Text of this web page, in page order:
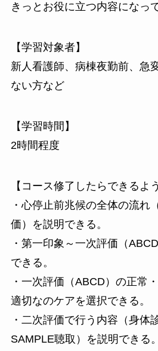
きっとお役に立つ内容になっ
【学習対象者】
新人看護師、病棟夜勤前、急
ない方など
【学習時間】
2時間程度
【コース修了したらできるよ
・心停止前兆候の全体の流れ
価）を説明できる。
・第一印象～一次評価（
できる。
・一次評価（ABCD）の正常
適切なのケアを選択できる。
・二次評価で行う内容（身体
SAMPLE聴取）を説明できる。